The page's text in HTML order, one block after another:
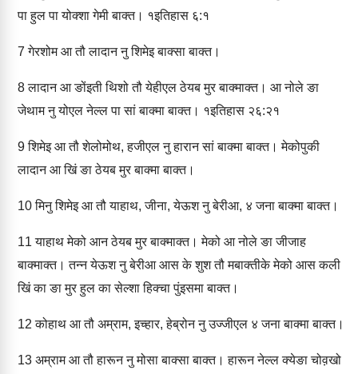
पा हुल पा योक्‍शा गेमी बाक्‍त। १इतिहास ६:१
7 गेरशोम आ तौ लादान नु शिमेइ बाक्‍सा बाक्‍त।
8लादान आ ङोंइती थिशो तौ येहीएल ठेयब मुर बाक्‍माक्‍त। आ नोले ङा
जेथाम नु योएल नेल्‍ल पा सां बाक्‍मा बाक्‍त। १इतिहास २६:२१
9शिमेइ आ तौ शेलोमोथ, हजीएल नु हारान सां बाक्‍मा बाक्‍त। मेकोपुकी
लादान आ खिं ङा ठेयब मुर बाक्‍मा बाक्‍त।
10मिनु शिमेइ आ तौ याहाथ, जीना, येऊश नु बेरीआ, ४ जना बाक्‍मा बाक्‍त।
11 याहाथ मेको आन ठेयब मुर बाक्‍माक्‍त। मेको आ नोले ङा जीजाह
बाक्‍माक्‍त। तन्‍न येऊश नु बेरीआ आस के शुश तौ मबाक्‍तीके मेको आस कली
खिं का ङा मुर हुल का सेल्‍शा हिक्‍चा पुंइसमा बाक्‍त।
12 कोहाथ आ तौ अम्राम, इच्‍हार, हेब्रोन नु उज्‍जीएल ४ जना बाक्‍मा बाक्‍त।
13 अम्राम आ तौ हारून नु मोसा बाक्‍सा बाक्‍त। हारून नेल्‍ल क्‍येङा चोव़खो